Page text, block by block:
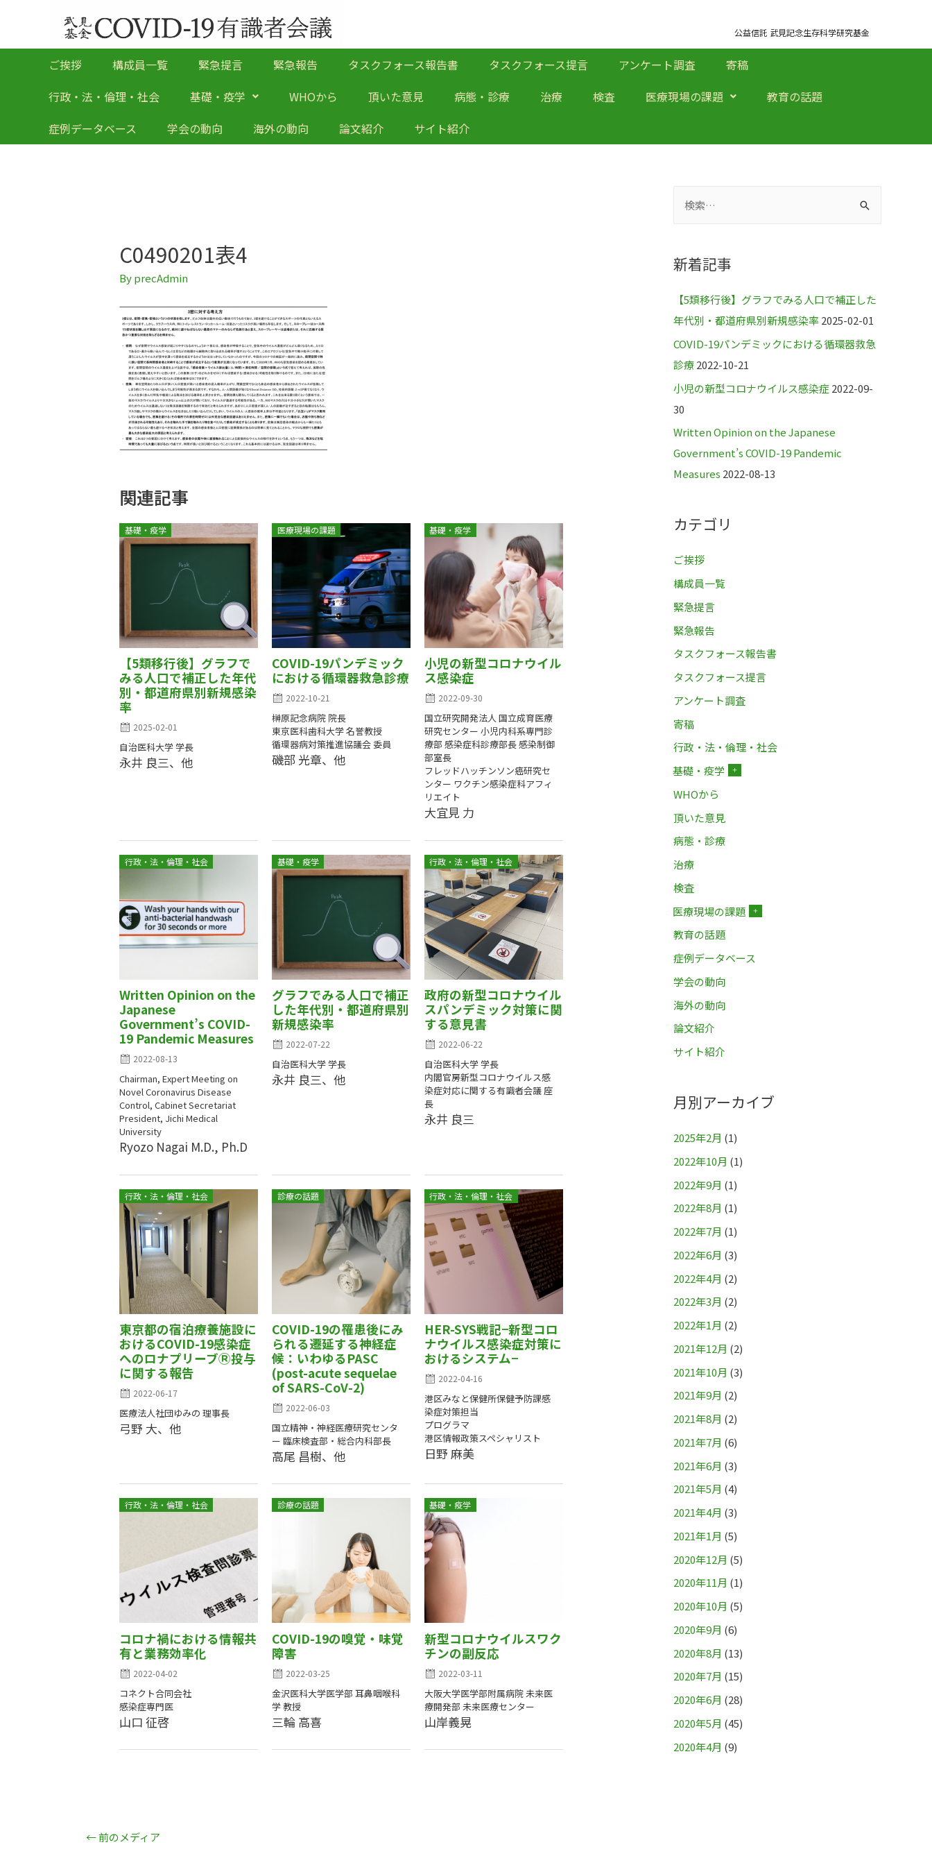
公益信託 武見記念生存科学研究基金
ご挨拶 構成員一覧 緊急提言 緊急報告 タスクフォース報告書 タスクフォース提言 アンケート調査
寄稿
行政・法・倫理・社会
基礎・疫学 WHOから 頂いた意見 病態・診療 治療 検査 医療現場の課題
教育の話題
症例データベース
学会の動向 海外の動向 論文紹介 サイト紹介
C0490201表4
ByprecAdmin
関連記事
基礎・疫学
【5類移行後】グラフで
みる人口で補正した年代
別・都道府県別新規感染
率
2025-02-01
自治医科大学 学長
永井 良三、他
医療現場の課題
COVID-19パンデミック
における循環器救急診療
2022-10-21
榊原記念病院 院長
東京医科歯科大学 名誉教授
循環器病対策推進協議会 委員
磯部 光章、他
基礎・疫学
小児の新型コロナウイル
ス感染症
2022-09-30
国立研究開発法人 国立成育医療
研究センター 小児内科系専門診
療部 感染症科診療部長 感染制御
部室長
フレッドハッチンソン癌研究セ
ンター ワクチン感染症科アフィ
リエイト
大宜見 力
行政・法・倫理・社会
Written Opinion on the
Japanese
Government’s COVID-
19 Pandemic Measures
2022-08-13
Chairman, Expert Meeting on
Novel Coronavirus Disease
Control, Cabinet Secretariat
President, Jichi Medical
University
Ryozo Nagai M.D., Ph.D
基礎・疫学
グラフでみる人口で補正
した年代別・都道府県別
新規感染率
2022-07-22
自治医科大学 学長
永井 良三、他
行政・法・倫理・社会
政府の新型コロナウイル
スパンデミック対策に関
する意見書
2022-06-22
自治医科大学 学長
内閣官房新型コロナウイルス感
染症対応に関する有識者会議 座
長
永井 良三
行政・法・倫理・社会
東京都の宿泊療養施設に
おけるCOVID-19感染症
へのロナプリーブⓇ投与
に関する報告
2022-06-17
医療法人社団ゆみの 理事長
弓野 大、他
診療の話題
COVID-19の罹患後にみ
られる遷延する神経症
候：いわゆるPASC
(post-acute sequelae
of SARS-CoV-2)
2022-06-03
国立精神・神経医療研究センタ
ー 臨床検査部・総合内科部長
高尾 昌樹、他
行政・法・倫理・社会
HER-SYS戦記−新型コロ
ナウイルス感染症対策に
おけるシステム−
2022-04-16
港区みなと保健所保健予防課感
染症対策担当
プログラマ
港区情報政策スペシャリスト
日野 麻美
行政・法・倫理・社会
コロナ禍における情報共
有と業務効率化
2022-04-02
コネクト合同会社
感染症専門医
山口 征啓
診療の話題
COVID-19の嗅覚・味覚
障害
2022-03-25
金沢医科大学医学部 耳鼻咽喉科
学 教授
三輪 高喜
基礎・疫学
新型コロナウイルスワク
チンの副反応
2022-03-11
大阪大学医学部附属病院 未来医
療開発部 未来医療センター
山岸義晃
←前のメディア
新着記事
【5類移行後】グラフでみる人口で補正した
年代別・都道府県別新規感染率2025-02-01
COVID-19パンデミックにおける循環器救急
診療2022-10-21
小児の新型コロナウイルス感染症2022-09-
30
Written Opinion on the Japanese
Government’s COVID-19 Pandemic
Measures 2022-08-13
カテゴリ
ご挨拶
構成員一覧
緊急提言
緊急報告
タスクフォース報告書
タスクフォース提言
アンケート調査
寄稿
行政・法・倫理・社会
基礎・疫学
＋
WHOから
頂いた意見
病態・診療
治療
検査
医療現場の課題
＋
教育の話題
症例データベース
学会の動向
海外の動向
論文紹介
サイト紹介
月別アーカイブ
2025年2月 (1)
2022年10月 (1)
2022年9月 (1)
2022年8月 (1)
2022年7月 (1)
2022年6月 (3)
2022年4月 (2)
2022年3月 (2)
2022年1月 (2)
2021年12月 (2)
2021年10月 (3)
2021年9月 (2)
2021年8月 (2)
2021年7月 (6)
2021年6月 (3)
2021年5月 (4)
2021年4月 (3)
2021年1月 (5)
2020年12月 (5)
2020年11月 (1)
2020年10月 (5)
2020年9月 (6)
2020年8月 (13)
2020年7月 (15)
2020年6月 (28)
2020年5月 (45)
2020年4月 (9)